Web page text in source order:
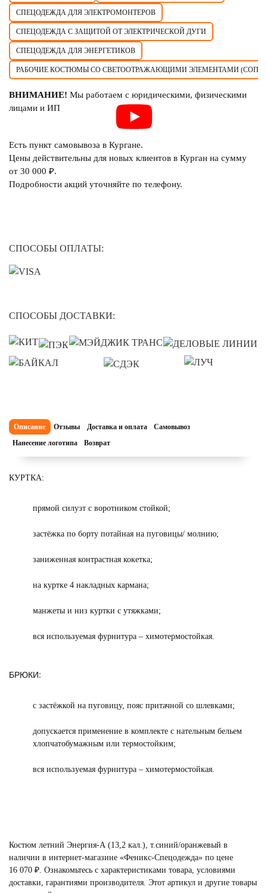
СПЕЦОДЕЖДА ДЛЯ ЭЛЕКТРОМОНТЕРОВ
СПЕЦОДЕЖДА С ЗАЩИТОЙ ОТ ЭЛЕКТРИЧЕСКОЙ ДУГИ
СПЕЦОДЕЖДА ДЛЯ ЭНЕРГЕТИКОВ
РАБОЧИЕ КОСТЮМЫ СО СВЕТООТРАЖАЮЩИМИ ЭЛЕМЕНТАМИ (СОП)
ВНИМАНИЕ! Мы работаем с юридическими, физическими
лицами и ИП
Есть пункт самовывоза в Кургане.
Цены действительны для новых клиентов в Курган на сумму
от 30 000 ₽.
Подробности акций уточняйте по телефону.
СПОСОБЫ ОПЛАТЫ:
СПОСОБЫ ДОСТАВКИ:
Описание Отзывы Доставка и оплата
Самовывоз
Нанесение логотипа
Возврат
КУРТКА:
прямой силуэт с воротником стойкой;
застёжка по борту потайная на пуговицы/ молнию;
заниженная контрастная кокетка;
на куртке 4 накладных кармана;
манжеты и низ куртки с утяжками;
вся используемая фурнитура – химотермостойкая.
БРЮКИ:
с застёжкой на пуговицу, пояс притачной со шлевками;
допускается применение в комплекте с нательным бельем
хлопчатобумажным или термостойким;
вся используемая фурнитура – химотермостойкая.
Костюм летний Энергия-А (13,2 кал.), т.синий/оранжевый в
наличии в интернет-магазине «Феникс-Спецодежда» по цене
16 070 ₽. Ознакомьтесь с характеристиками товара, условиями
доставки, гарантиями производителя. Этот артикул и другие товары